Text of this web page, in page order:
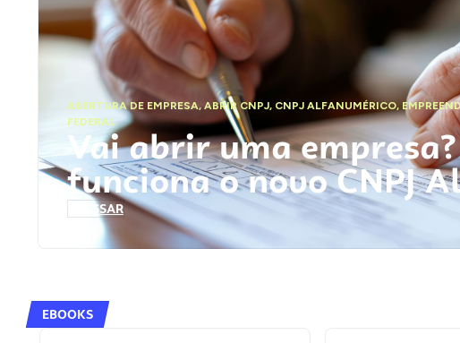
ABERTURA DE EMPRESA,ABRIR CNPJ, CNPJ ALFANUMÉRICO,
FEDERAL
Vai abrir uma
funciona o novo CNPJ
ACESSAR
EBOOKS